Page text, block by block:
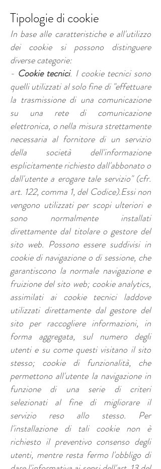
Tipologie di cookie
In base alle caratteristiche e all'utilizzo
dei cookie si possono distinguere
diverse categorie:
- Cookie tecnici. I cookie tecnici sono
quelli utilizzati al solo fine di "effettuare
la trasmissione di una comunicazione
su una rete di comunicazione
elettronica, o nella misura strettamente
necessaria al fornitore di un servizio
della società dell'informazione
esplicitamente richiesto dall'abbonato o
dall'utente a erogare tale servizio" (cfr.
art. 122, comma 1, del Codice).Essi non
vengono utilizzati per scopi ulteriori e
sono normalmente installati
direttamente dal titolare o gestore del
sito web. Possono essere suddivisi in
cookie di navigazione o di sessione, che
garantiscono la normale navigazione e
fruizione del sito web; cookie analytics,
assimilati ai cookie tecnici laddove
utilizzati direttamente dal gestore del
sito per raccogliere informazioni, in
forma aggregata, sul numero degli
utenti e su come questi visitano il sito
stesso; cookie di funzionalità, che
permettono all'utente la navigazione in
funzione di una serie di criteri
selezionati al fine di migliorare il
servizio reso allo stesso. Per
l'installazione di tali cookie non è
richiesto il preventivo consenso degli
utenti, mentre resta fermo l'obbligo di